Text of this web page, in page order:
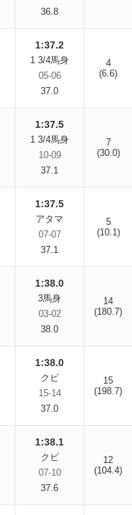
36.8
1:37.2
1 3/4馬身
05-06
37.0
4
(6.6)
1:37.5
1 3/4馬身
10-09
37.1
7
(30.0)
1:37.5
アタマ
07-07
37.1
5
(10.1)
1:38.0
3馬身
03-02
38.0
14
(180.7)
1:38.0
クビ
15-14
37.0
15
(198.7)
1:38.1
クビ
07-10
37.6
12
(104.4)